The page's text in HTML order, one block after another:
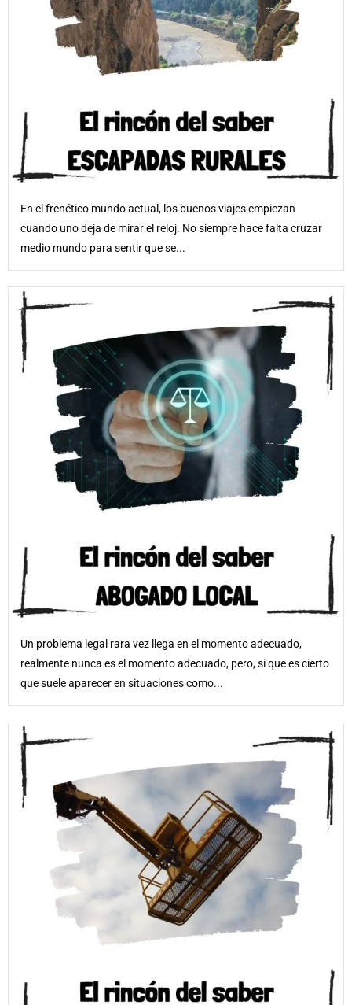
En el frenético mundo actual, los buenos viajes empiezan
cuando uno deja de mirar el reloj. No siempre hace falta cruzar
medio mundo para sentir que se...
Un problema legal rara vez llega en el momento adecuado,
realmente nunca es el momento adecuado, pero, si que es cierto
que suele aparecer en situaciones como...